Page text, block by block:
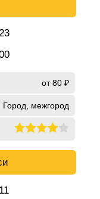
от 80 ₽
Город, межгород